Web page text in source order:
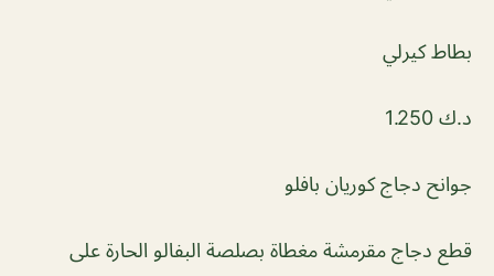
بطاط كيرلي
د.ك 1.250
جوانح دجاج كوريان بافلو
قطع دجاج مقرمشة مغطاة بصلصة البفالو الحارة على